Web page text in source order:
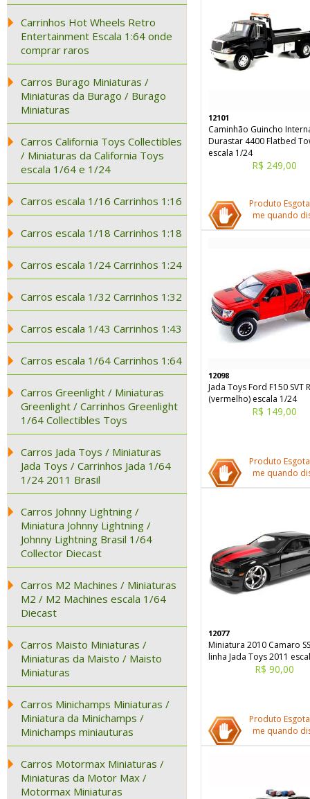
Carrinhos Hot Wheels Retro
Entertainment Escala 1:64 onde
comprar raros
Carros Burago Miniaturas /
Miniaturas da Burago / Burago
Miniaturas
Carros California Toys Collectibles
/ Miniaturas da California Toys
escala 1/64 e 1/24
Carros escala 1/16 Carrinhos 1:16
Carros escala 1/18 Carrinhos 1:18
Carros escala 1/24 Carrinhos 1:24
Carros escala 1/32 Carrinhos 1:32
Carros escala 1/43 Carrinhos 1:43
Carros escala 1/64 Carrinhos 1:64
Carros Greenlight / Miniaturas
Greenlight / Carrinhos Greenlight
1/64 Collectibles Toys
Carros Jada Toys / Miniaturas
Jada Toys / Carrinhos Jada 1/64
1/24 2011 Brasil
Carros Johnny Lightning /
Miniatura Johnny Lightning /
Johnny Lightning Brasil 1/64
Collector Diecast
Carros M2 Machines / Miniaturas
M2 / M2 Machines escala 1/64
Diecast
Carros Maisto Miniaturas /
Miniaturas da Maisto / Maisto
Miniaturas
Carros Minichamps Miniaturas /
Miniatura da Minichamps /
Minichamps miniauturas
Carros Motormax Miniaturas /
Miniaturas da Motor Max /
Motormax Miniaturas
12101
Caminhão Guincho
Durastar 4400 Flatbed
escala 1/24
R$ 249,00
Produto
me quando
12098
Jada Toys Ford F150 SVT
(vermelho) escala 1/24
R$ 149,00
Produto
me quando
12077
Miniatura 2010 Camaro
linha Jada Toys 2011
R$ 90,00
Produto
me quando